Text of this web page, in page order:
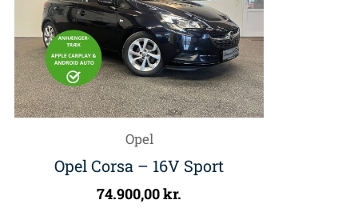
Opel
Opel Corsa – 16V Sport
74.900,00kr.